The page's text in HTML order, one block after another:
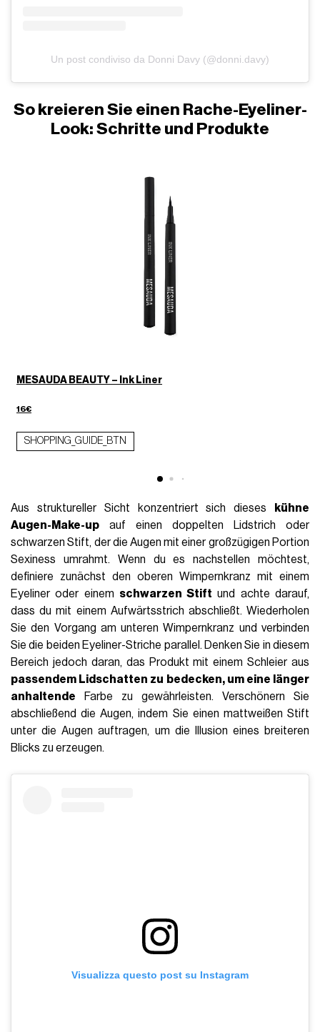
Un post condiviso da Donni Davy (@donni.davy)
So kreieren Sie einen Rache-Eyeliner-
Look: Schritte und Produkte
MESAUDA BEAUTY – Ink Liner
16€
SHOPPING_GUIDE_BTN
Aus struktureller Sicht konzentriert sich dieses
kühne
Augen-Make-up auf einen doppelten Lidstrich oder
schwarzen Stift, der die Augen mit einer großzügigen Portion
Sexiness umrahmt. Wenn du es nachstellen möchtest,
definiere zunächst den oberen Wimpernkranz mit einem
Eyeliner oder einem schwarzen Stift und achte darauf,
dass du mit einem Aufwärtsstrich abschließt. Wiederholen
Sie den Vorgang am unteren Wimpernkranz und verbinden
Sie die beiden Eyeliner-Striche parallel. Denken Sie in diesem
Bereich jedoch daran, das Produkt mit einem Schleier aus
passendem Lidschatten zu bedecken, um eine länger
anhaltende Farbe zu gewährleisten. Verschönern Sie
abschließend die Augen, indem Sie einen mattweißen Stift
unter die Augen auftragen, um die Illusion eines breiteren
Blicks zu erzeugen.
Visualizza questo post su Instagram